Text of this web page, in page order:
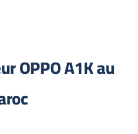
OPPO A1Kau